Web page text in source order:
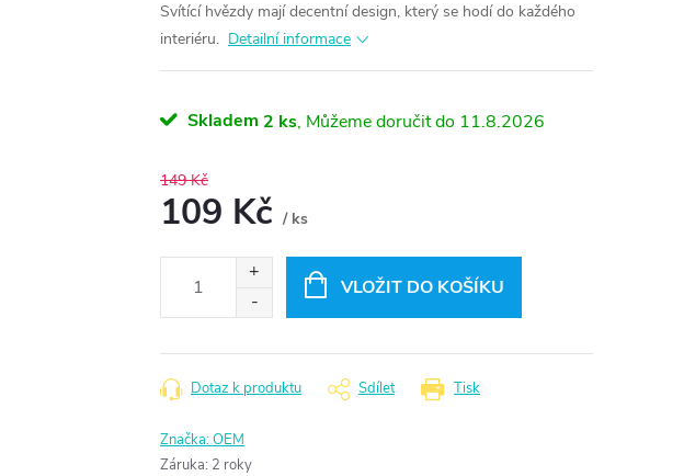
Svítící hvězdy mají decentní design, který se hodí do každého
interiéru. Detailní informace
Skladem 2 ks 11.8.2026
149 Kč
109 Kč / ks
VLOŽIT DO KOŠÍKU
Tisk
Dotaz k produktu Sdílet
Značka:OEM
Záruka: 2 roky